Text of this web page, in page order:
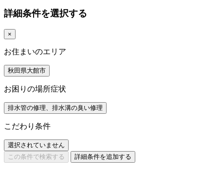
詳細条件を選択する
×
お住まいのエリア
秋田県大館市
お困りの場所症状
排水管の修理、排水溝の臭い修理
こだわり条件
選択されていません
この条件で検索する
詳細条件を追加する